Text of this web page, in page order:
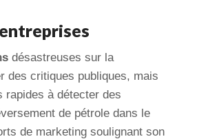
désastreuses sur la
des critiques publiques, mais
rapides à détecter des
de pétrole dans le
de marketing soulignant son